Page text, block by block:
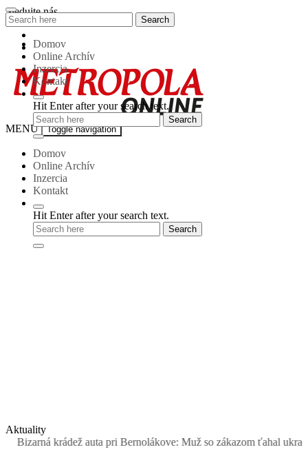
Skip
to
content
Sledujte nás
Metropola-
MENU Toggle navigation
Domov
Online Archív
Inzercia
Kontakt
Hit Enter after your search text.
Search
for:
Search
Domov
Online Archív
Inzercia
Kontakt
Hit Enter after your search text.
Aktuality
krádež auta pri Bernolákove: Muž so zákazom ťahal ukradnutý